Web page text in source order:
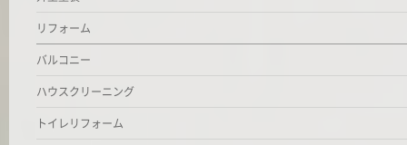
リフォーム
バルコニー
ハウスクリーニング
トイレリフォーム